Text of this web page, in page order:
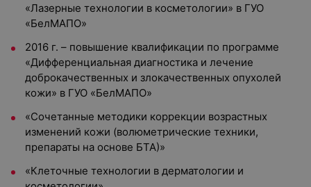
«Лазерные технологии в косметологии» в ГУО
«БелМАПО»
2016 г. – повышение квалификации по программе
«Дифференциальная диагностика и лечение
доброкачественных и злокачественных опухолей
кожи» в ГУО «БелМАПО»
«Сочетанные методики коррекции возрастных
изменений кожи (волюметрические техники,
препараты на основе БТА)»
«Клеточные технологии в дерматологии и